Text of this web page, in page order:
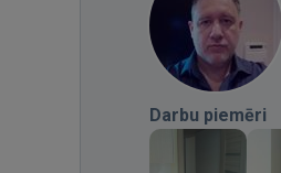
Darbu piemēri